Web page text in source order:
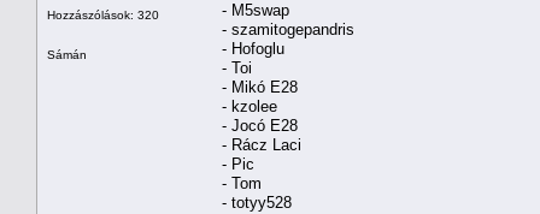
Hozzászólások: 320
Sámán
- M5swap
- szamitogepandris
- Hofoglu
- Toi
- Mikó E28
- kzolee
- Jocó E28
- Rácz Laci
- Pic
- Tom
- totyy528